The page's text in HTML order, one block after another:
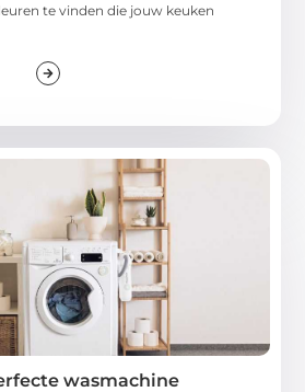
te vinden die jouw keuken
wasmachine